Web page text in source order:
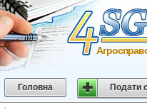
Головна Подати